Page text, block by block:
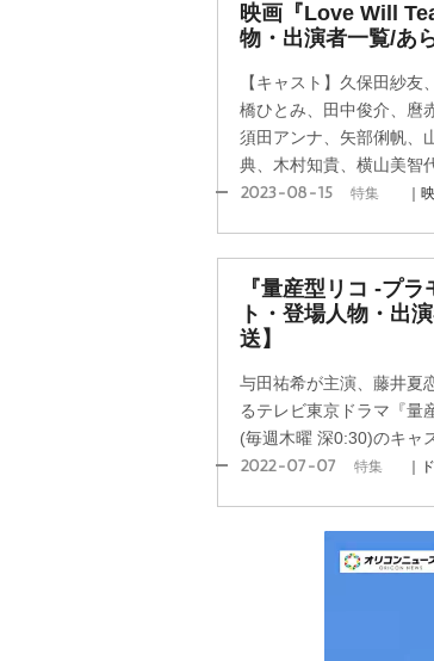
映画『Love Will
物・出演者一覧/あ
【キャスト】久保田紗
橋ひとみ、田中俊介、麿
須田アンナ、矢部俐帆、
典、木村知貴、横山美智
2023-08-15 特集 ｜
『量産型リコ -プ
ト・登場人物・出
送】
与田祐希が主演、藤井夏
るテレビ東京ドラマ『量
(毎週木曜 深0:30)のキャ
2022-07-07 特集 ｜